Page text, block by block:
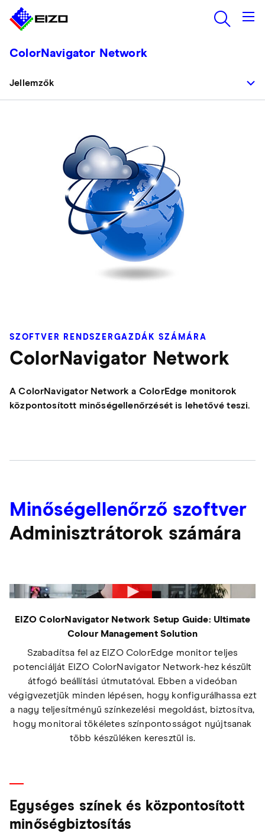
ColorNavigator Network
Jellemzők
SZOFTVER RENDSZERGAZDÁK SZÁMÁRA
ColorNavigator Network
A ColorNavigator Network a ColorEdge monitorok
központosított minőségellenőrzését is lehetővé teszi.
Minőségellenőrző szoftver
Adminisztrátorok számára
EIZO ColorNavigator Network Setup Guide: Ultimate
Colour Management Solution
Szabadítsa fel az EIZO ColorEdge monitor teljes
potenciálját EIZO ColorNavigator Network-hez készült
átfogó beállítási útmutatóval. Ebben a videóban
végigvezetjük minden lépésen, hogy konfigurálhassa ezt
a nagy teljesítményű színkezelési megoldást, biztosítva,
hogy monitorai tökéletes színpontosságot nyújtsanak
több készüléken keresztül is.
Egységes színek és központosított
minőségbiztosítás